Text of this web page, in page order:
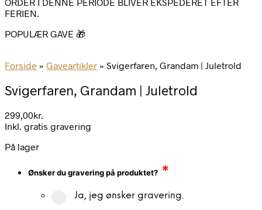
FERIEN.
POPULÆR GAVE 🎁
Forside » Gaveartikler » Svigerfaren, Grandam | Juletrold
Svigerfaren, Grandam | Juletrold
299,00kr.
Inkl. gratis gravering
På lager
Ønsker du gravering på produktet? *
Ja, jeg ønsker gravering.